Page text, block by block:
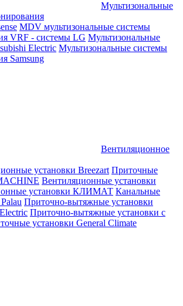
Мультизональные
MDV мультизональные системы
VRF - системы LG Мультизональные
Electric Мультизональные системы
Samsung
Вентиляционное
установки Breezart Приточные
Вентиляционные установки
установки КЛИМАТ Канальные
Приточно-вытяжные установки
Приточно-вытяжные установки с
установки General Climate